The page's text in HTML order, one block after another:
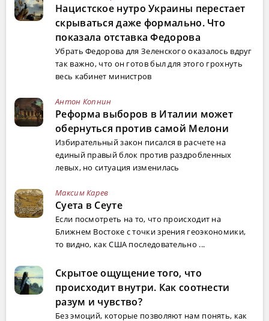
Нацистское нутро Украины перестает
скрываться даже формально. Что
показала отставка Федорова
Убрать Федорова для Зеленского оказалось вдруг
так важно, что он готов был для этого грохнуть
весь кабинет министров
Антон Копнин
Реформа выборов в Италии может
обернуться против самой Мелони
Избирательный закон писался в расчете на
единый правый блок против раздробленных
левых, но ситуация изменилась
Максим Карев
Суета в Сеуте
Если посмотреть на то, что происходит на
Ближнем Востоке с точки зрения геоэкономики,
то видно, как США последовательно ...
Скрытое ощущение того, что
происходит внутри. Как соотнести
разум и чувство?
Без эмоций, которые позволяют нам понять, как